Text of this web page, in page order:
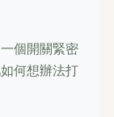
個開關緊密
何想辦法打